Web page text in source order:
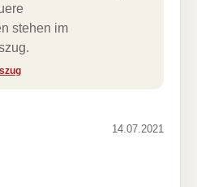
stehen im
14.07.2021